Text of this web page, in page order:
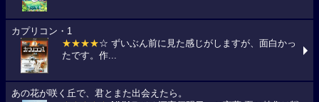
カプリコン・1
★★★★☆ ずいぶん前に見た感じがしますが、面白かっ
たです。作...
あの花が咲く丘で、君とまた出会えたら。